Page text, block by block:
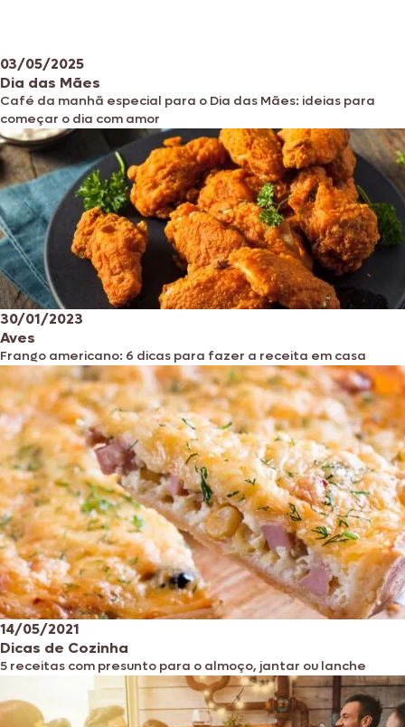
03/05/2025
Dia das Mães
Café da manhã especial para o Dia das Mães: ideias para
começar o dia com amor
30/01/2023
Aves
Frango americano: 6 dicas para fazer a receita em casa
14/05/2021
Dicas de Cozinha
5 receitas com presunto para o almoço, jantar ou lanche